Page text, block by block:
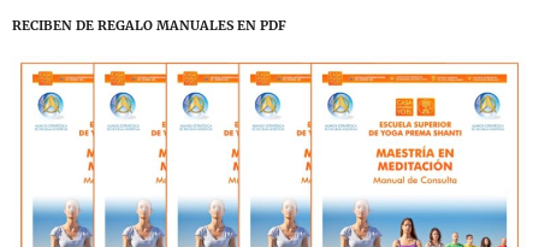
RECIBEN DE REGALO MANUALES EN PDF